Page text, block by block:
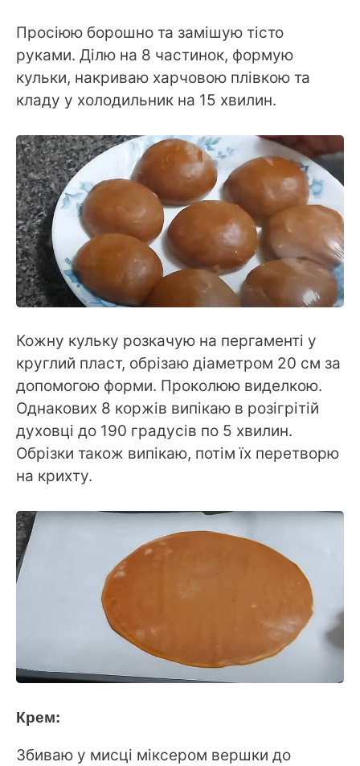
Просіюю борошно та замішую тісто
руками. Ділю на 8 частинок, формую
кульки, накриваю харчовою плівкою та
кладу у холодильник на 15 хвилин.
Кожну кульку розкачую на пергаменті у
круглий пласт, обрізаю діаметром 20 см за
допомогою форми. Проколюю виделкою.
Однакових 8 коржів випікаю в розігрітій
духовці до 190 градусів по 5 хвилин.
Обрізки також випікаю, потім їх перетворю
на крихту.
Крем:
Збиваю у мисці міксером вершки до